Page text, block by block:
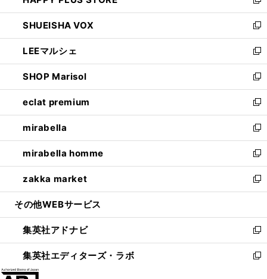
ウ
で
開
く
ン
ド
ウ
で
開
く
ウ
ィ
ン
ド
ウ
で
開
く
新
し
い
ウ
ィ
ン
ド
ウ
で
開
く
SHUEISHA VOX
新
し
い
ウ
ィ
ン
ド
ウ
で
開
く
LEEマルシェ
新
し
い
ウ
ィ
ン
ド
ウ
で
開
く
SHOP Marisol
新
し
い
ウ
ィ
ン
ド
ウ
で
開
eclat premium
新
し
い
ウ
ィ
ン
ド
ウ
開
く
mirabella
新
し
い
ウ
ィ
ン
ウ
で
開
く
mirabella homme
新
し
い
ウ
ン
ド
ウ
で
zakka market
新
し
ウ
ィ
ン
ド
その他WEBサービス
集英社アドナビ
新
し
い
集英社エディターズ・ラボ
新